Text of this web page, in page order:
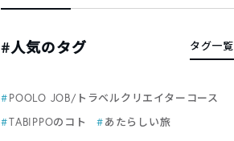
#人気のタグ タグ一覧
POOLO JOB/トラベルクリエイターコース
TABIPPOのコト
あたらしい旅